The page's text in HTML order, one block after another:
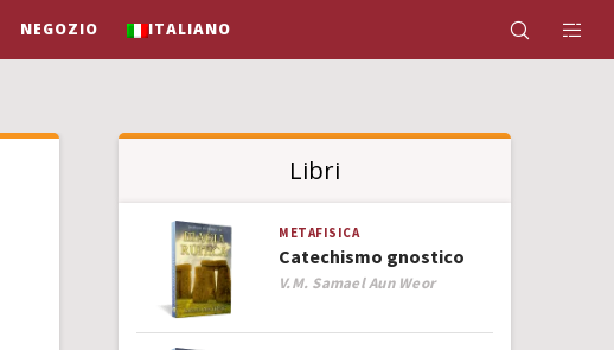
NEGOZIO ITALIANO
Libri
METAFISICA
Catechismo gnostico
Author
V.M. Samael Aun Weor